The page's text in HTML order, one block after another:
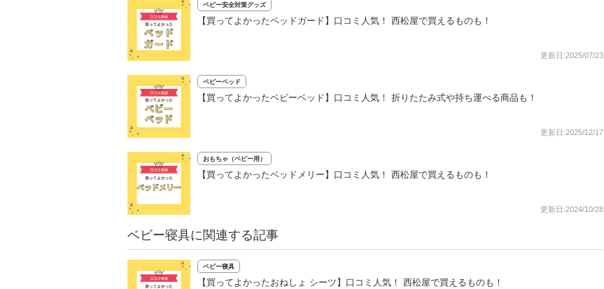
ベビー安全対策グッズ
【買ってよかったベッドガード】口コミ人気！ 西松屋で買えるものも！
更新日:2025/07/23
ベビーベッド
【買ってよかったベビーベッド】口コミ人気！ 折りたたみ式や持ち運べる商品も！
更新日:2025/12/17
おもちゃ（ベビー用）
【買ってよかったベッドメリー】口コミ人気！ 西松屋で買えるものも！
更新日:2024/10/28
ベビー寝具に関連する記事
ベビー寝具
【買ってよかったおねしょ シーツ】口コミ人気！ 西松屋で買えるものも！